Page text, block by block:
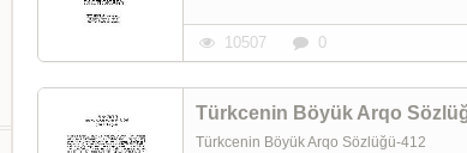
10507 0
Türkcenin Böyük Arqo
Türkcenin Böyük Arqo Sözlüğü-412